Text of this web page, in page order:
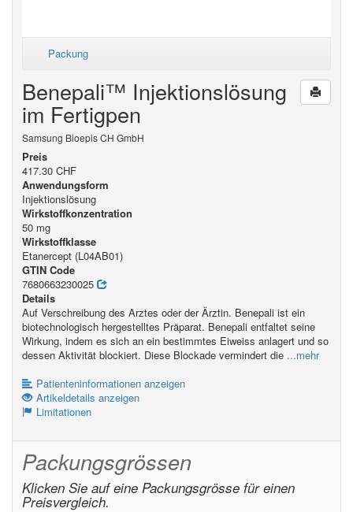
Packung
Benepali™ Injektionslösung
im Fertigpen
Samsung Bioepis CH GmbH
Preis
417.30 CHF
Anwendungsform
Injektionslösung
Wirkstoffkonzentration
50 mg
Wirkstoffklasse
Etanercept (L04AB01)
GTIN Code
7680663230025
Details
Auf Verschreibung des Arztes oder der Ärztin. Benepali ist ein
biotechnologisch hergestelltes Präparat. Benepali entfaltet seine
Wirkung, indem es sich an ein bestimmtes Eiweiss anlagert und so
dessen Aktivität blockiert. Diese Blockade vermindert die ...mehr
Patienteninformationen anzeigen
Artikeldetails anzeigen
Limitationen
Packungsgrössen
Klicken Sie auf eine Packungsgrösse für einen
Preisvergleich.